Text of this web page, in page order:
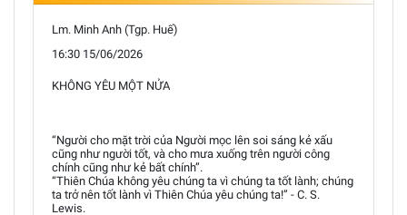
Lm. Minh Anh (Tgp. Huế)
16:30 15/06/2026
KHÔNG YÊU MỘT NỬA
“Người cho mặt trời của Người mọc lên soi sáng kẻ xấu
cũng như người tốt, và cho mưa xuống trên người công
chính cũng như kẻ bất chính”.
“Thiên Chúa không yêu chúng ta vì chúng ta tốt lành; chúng
ta trở nên tốt lành vì Thiên Chúa yêu chúng ta!” - C. S.
Lewis.